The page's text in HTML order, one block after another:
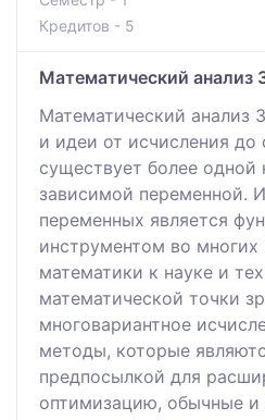
Кредитов - 5
Математический анализ
Математический анализ
и идеи от исчисления до
существует более одной
зависимой переменной.
переменных является
инструментом во многих
математики к науке и
математической точки
многовариантное
методы, которые
предпосылкой для
оптимизацию, обычные и